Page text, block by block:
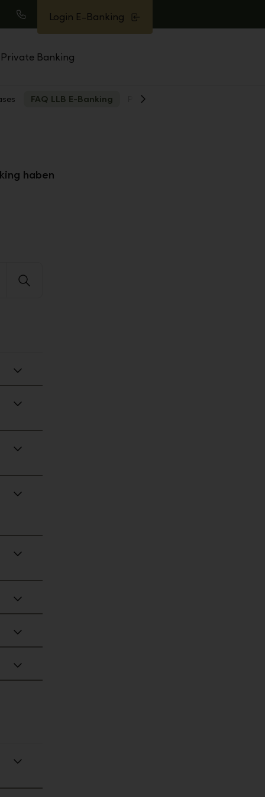
Anrufen
Login E-Banking
Private Banking
Weiter
FAQ LLB E-Banking PSD2
haben